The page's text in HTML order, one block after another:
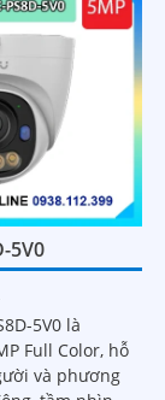
5V0
5V0 là
Full Color, hỗ
và phương